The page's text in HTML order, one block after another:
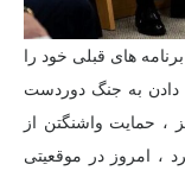
های قبلی خود را
دادن به جنگ دوردست
، حمایت واشنگتن از
، امروز در موقعیتی